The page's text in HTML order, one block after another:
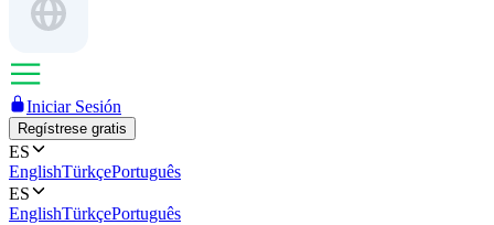
Iniciar Sesión
Regístrese gratis
ES
EnglishTürkçePortuguês
ES
EnglishTürkçePortuguês